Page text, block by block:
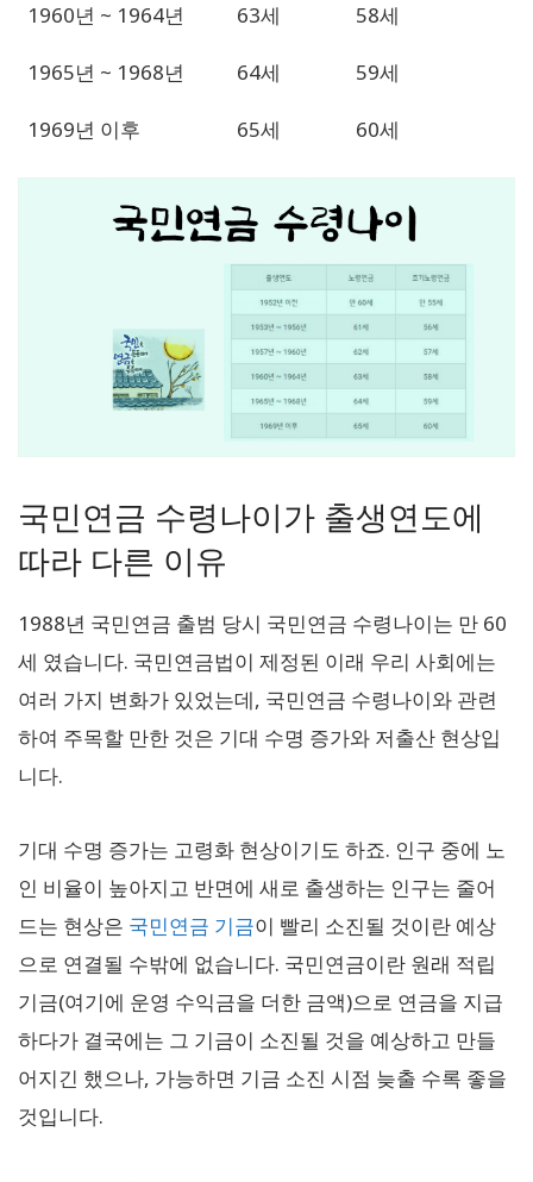
1960년 ~ 1964년 63세 58세
1965년 ~ 1968년 64세 59세
1969년 이후 65세 60세
국민연금 수령나이가 출생연도에
따라 다른 이유
1988년 국민연금 출범 당시 국민연금 수령나이는 만 60
세 였습니다. 국민연금법이 제정된 이래 우리 사회에는
여러 가지 변화가 있었는데, 국민연금 수령나이와 관련
하여 주목할 만한 것은 기대 수명 증가와 저출산 현상입
니다.
기대 수명 증가는 고령화 현상이기도 하죠. 인구 중에 노
인 비율이 높아지고 반면에 새로 출생하는 인구는 줄어
드는 현상은 국민연금 기금이 빨리 소진될 것이란 예상
으로 연결될 수밖에 없습니다. 국민연금이란 원래 적립
기금(여기에 운영 수익금을 더한 금액)으로 연금을 지급
하다가 결국에는 그 기금이 소진될 것을 예상하고 만들
어지긴 했으나, 가능하면 기금 소진 시점 늦출 수록 좋을
것입니다.